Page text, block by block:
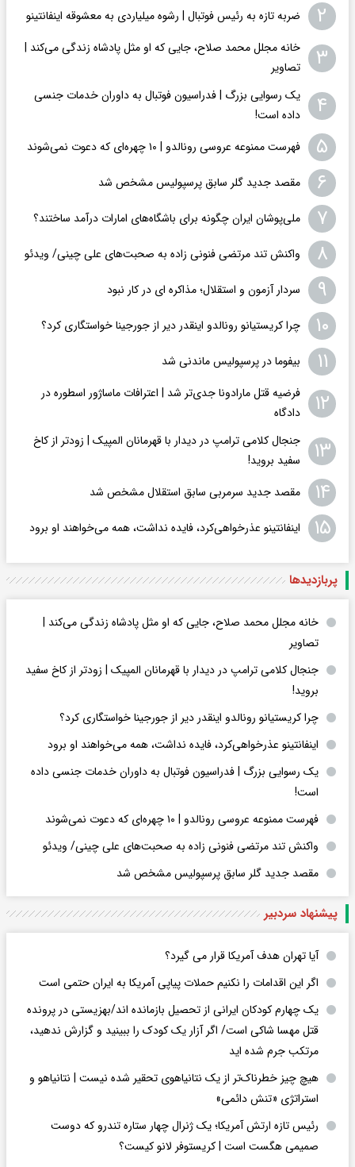
۲ ضربه تازه به رئیس فوتبال | رشوه میلیاردی به معشوقه اینفانتینو
۳
خانه مجلل محمد صلاح، جایی که او مثل پادشاه زندگی می‌کند |
تصاویر
۴
یک رسوایی بزرگ | فدراسیون فوتبال به داوران خدمات جنسی
داده است!
۵ فهرست ممنوعه عروسی رونالدو | ۱۰ چهره‌ای که دعوت نمی‌شوند
۶ مقصد جدید گلر سابق پرسپولیس مشخص شد
۷ ملی‌پوشان ایران چگونه برای باشگاه‌های امارات درآمد ساختند؟
۸ واکنش تند مرتضی فنونی زاده به صحبت‌های علی چینی/ ویدئو
۹ سردار آزمون و استقلال؛ مذاکره ای در کار نبود
۱۰ چرا کریستیانو رونالدو اینقدر دیر از جورجینا خواستگاری کرد؟
۱۱ بیفوما در پرسپولیس ماندنی شد
۱۲
فرضیه قتل مارادونا جدی‌تر شد | اعترافات ماساژور اسطوره در
دادگاه
۱۳
جنجال کلامی ترامپ در دیدار با قهرمانان المپیک | زودتر از کاخ
سفید بروید!
۱۴ مقصد جدید سرمربی سابق استقلال مشخص شد
۱۵ اینفانتینو عذرخواهی‌کرد، فایده نداشت، همه می‌خواهند او برود
پربازدید‌ها
خانه مجلل محمد صلاح، جایی که او مثل پادشاه زندگی می‌کند |
تصاویر
جنجال کلامی ترامپ در دیدار با قهرمانان المپیک | زودتر از کاخ سفید
بروید!
چرا کریستیانو رونالدو اینقدر دیر از جورجینا خواستگاری کرد؟
اینفانتینو عذرخواهی‌کرد، فایده نداشت، همه می‌خواهند او برود
یک رسوایی بزرگ | فدراسیون فوتبال به داوران خدمات جنسی داده
است!
فهرست ممنوعه عروسی رونالدو | ۱۰ چهره‌ای که دعوت نمی‌شوند
واکنش تند مرتضی فنونی زاده به صحبت‌های علی چینی/ ویدئو
مقصد جدید گلر سابق پرسپولیس مشخص شد
پیشنهاد سردبیر
آیا تهران هدف آمریکا قرار می گیرد؟
اگر این اقدامات را نکنیم حملات پیاپی آمریکا به ایران حتمی است
یک چهارم کودکان ایرانی از تحصیل بازمانده اند/بهزیستی در پرونده
قتل مهسا شاکی است/ اگر آزار یک کودک را ببینید و گزارش ندهید،
مرتکب جرم شده اید
هیچ چیز خطرناک‌تر از یک نتانیاهوی تحقیر شده نیست | نتانیاهو و
استراتژی «تنش دائمی»
رئیس تازه ارتش آمریکا؛ یک ژنرال چهار ستاره تندرو که دوست
صمیمی هگست است | کریستوفر لانو کیست؟